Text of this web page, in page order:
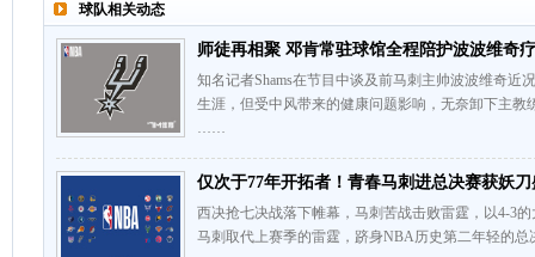
球队相关动态
师徒再相聚 邓肯常驻球馆全程陪护波波维奇
知名记者Shams在节目中谈及前马刺主帅波波维奇近
生涯，但受中风带来的健康问题影响，无奈卸下主
……
仅次于77年开拓者！青春马刺进总决赛获妖刀
西决抢七决战落下帷幕，马刺苦战击败雷霆，以4-3
马刺取代上赛季的雷霆，跻身NBA历史第二年轻的